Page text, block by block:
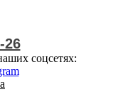
26
соцсетях: